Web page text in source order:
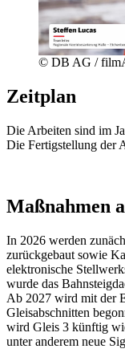
© DB AG /
Zeitplan
Die Arbeiten sind im
Die Fertigstellung der
Maßnahmen
In 2026 werden
zurückgebaut sowie
elektronische
wurde das
Ab 2027 wird mit der
Gleisabschnitten
wird Gleis 3 künftig
unter anderem neue